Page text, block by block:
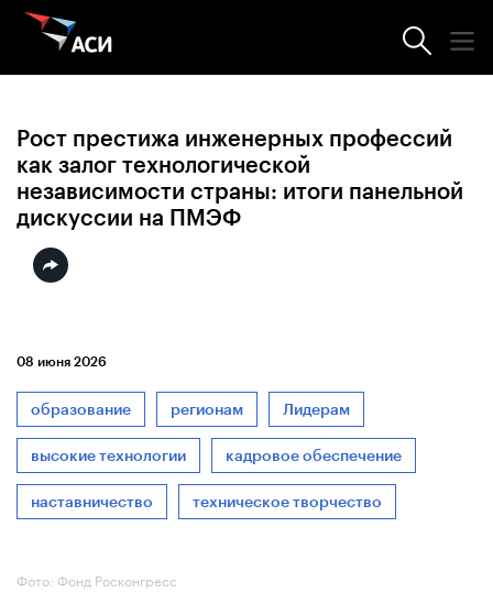
Новости АСИ
Рост престижа инженерных профессий
как залог технологической
независимости страны: итоги панельной
дискуссии на ПМЭФ
08 июня 2026
образование регионам Лидерам
высокие технологии кадровое обеспечение
наставничество техническое творчество
Фото: Фонд Росконгресс